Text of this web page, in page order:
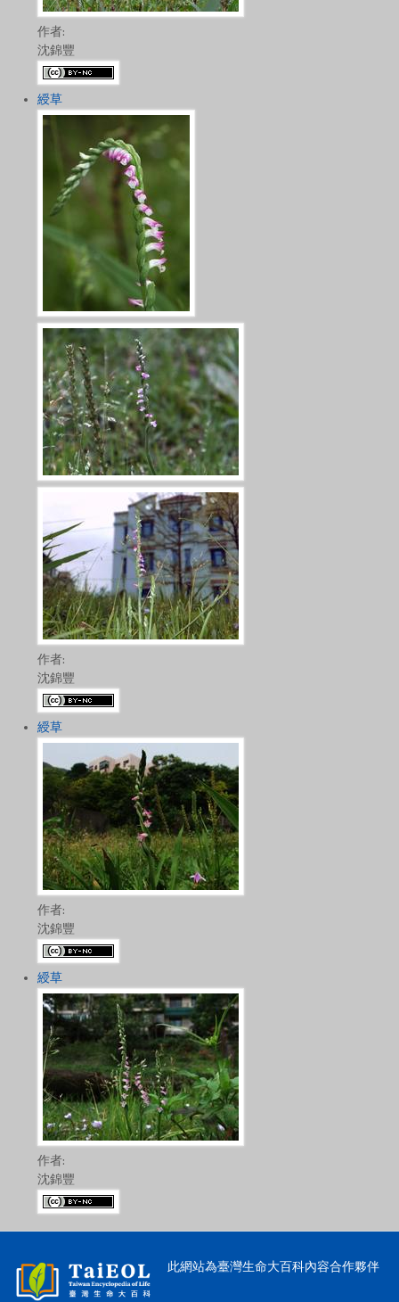
作者:
沈錦豐
綬草
作者:
沈錦豐
綬草
作者:
沈錦豐
綬草
作者:
沈錦豐
此網站為臺灣生命大百科內容合作夥伴